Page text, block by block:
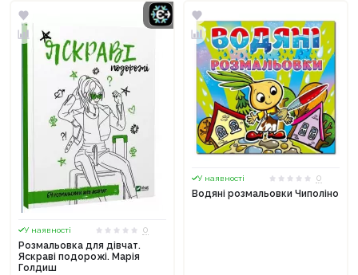
У наявності
0
Розмальовка для дівчат.
Яскраві подорожі. Марія
Голдиш
У наявності
0
Водяні розмальовки Чиполіно